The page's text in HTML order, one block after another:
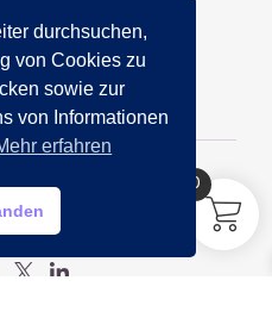
0
201 50 35
nida.com
durchsuchen,
von Cookies zu
sowie zur
von Informationen
erfahren